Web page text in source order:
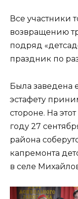
Все участники
возвращению
подряд
праздник по
Была заведена
эстафету
стороне. На
году 27
района
капремонта
в селе